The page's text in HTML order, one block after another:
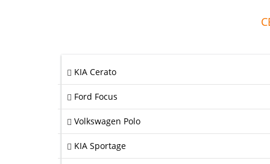
KIA Cerato
Ford Focus
Volkswagen Polo
KIA Sportage